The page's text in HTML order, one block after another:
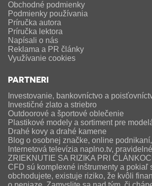
Obchodné podmienky
Podmienky používania
Príručka autora
Príručka lektora
Napísali o nás
Reklama a PR články
Využívanie cookies
PARTNERI
Investovanie, bankovníctvo a
Investičné zlato a striebro
Outdoorové a športové oblečenie
Plastikové modely a sortiment pre
Drahé kovy a drahé kamene
Blog o osobnej značke, online
Internetová televízia naplno.tv,
ZRIEKNUTIE SA RIZIKA PRI
CFD sú komplexné inštrumenty a pokiaľ
obchodujete, existuje riziko, že kvôli